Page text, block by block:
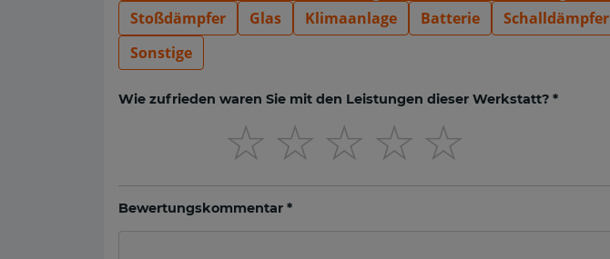
Stoßdämpfer
Glas Klimaanlage Batterie Schalldämpfer
Sonstige
Wie zufrieden waren Sie mit den Leistungen dieser Werkstatt? *
☆
☆
☆
☆
☆
Bewertungskommentar *